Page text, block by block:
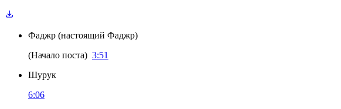
Фаджр (настоящий Фаджр)
(Начало поста) 3:51
Шурук
6:06